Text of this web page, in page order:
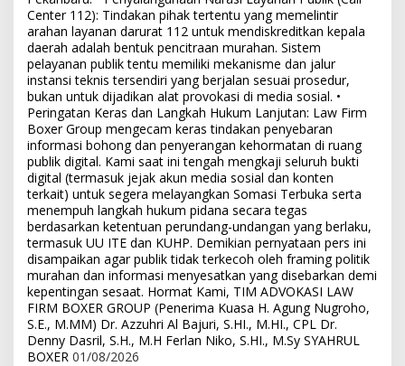
Center 112): Tindakan pihak tertentu yang memelintir
arahan layanan darurat 112 untuk mendiskreditkan kepala
daerah adalah bentuk pencitraan murahan. Sistem
pelayanan publik tentu memiliki mekanisme dan jalur
instansi teknis tersendiri yang berjalan sesuai prosedur,
bukan untuk dijadikan alat provokasi di media sosial. •
Peringatan Keras dan Langkah Hukum Lanjutan: Law Firm
Boxer Group mengecam keras tindakan penyebaran
informasi bohong dan penyerangan kehormatan di ruang
publik digital. Kami saat ini tengah mengkaji seluruh bukti
digital (termasuk jejak akun media sosial dan konten
terkait) untuk segera melayangkan Somasi Terbuka serta
menempuh langkah hukum pidana secara tegas
berdasarkan ketentuan perundang-undangan yang berlaku,
termasuk UU ITE dan KUHP. Demikian pernyataan pers ini
disampaikan agar publik tidak terkecoh oleh framing politik
murahan dan informasi menyesatkan yang disebarkan demi
kepentingan sesaat. Hormat Kami, TIM ADVOKASI LAW
FIRM BOXER GROUP (Penerima Kuasa H. Agung Nugroho,
S.E., M.MM) Dr. Azzuhri Al Bajuri, S.HI., M.HI., CPL Dr.
Denny Dasril, S.H., M.H Ferlan Niko, S.HI., M.Sy SYAHRUL
BOXER 01/08/2026